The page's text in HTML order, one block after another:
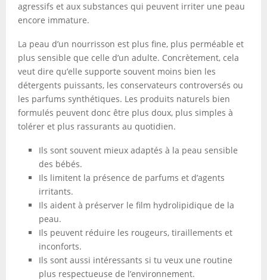
agressifs et aux substances qui peuvent irriter une peau
encore immature.
La peau d’un nourrisson est plus fine, plus perméable et
plus sensible que celle d’un adulte. Concrètement, cela
veut dire qu’elle supporte souvent moins bien les
détergents puissants, les conservateurs controversés ou
les parfums synthétiques. Les produits naturels bien
formulés peuvent donc être plus doux, plus simples à
tolérer et plus rassurants au quotidien.
Ils sont souvent mieux adaptés à la peau sensible
des bébés.
Ils limitent la présence de parfums et d’agents
irritants.
Ils aident à préserver le film hydrolipidique de la
peau.
Ils peuvent réduire les rougeurs, tiraillements et
inconforts.
Ils sont aussi intéressants si tu veux une routine
plus respectueuse de l’environnement.